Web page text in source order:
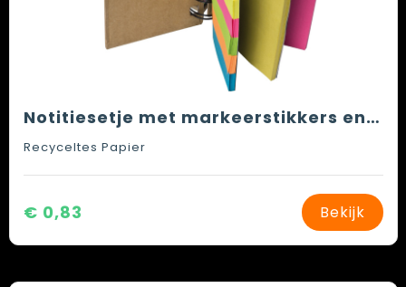
Notitiesetje met markeerstikkers en zelfklevende velletjes
Recyceltes Papier
€ 0,83 Bekijk